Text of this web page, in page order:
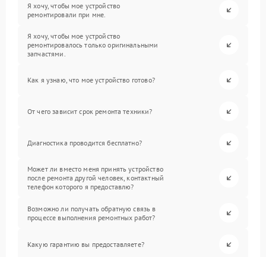
Я хочу, чтобы мое устройство
ремонтировали при мне.
Я хочу, чтобы мое устройство
ремонтировалось только оригинальными
запчастями.
Как я узнаю, что мое устройство готово?
От чего зависит срок ремонта техники?
Диагностика проводится бесплатно?
Может ли вместо меня принять устройство
после ремонта другой человек, контактный
телефон которого я предоставлю?
Возможно ли получать обратную связь в
процессе выполнения ремонтных работ?
Какую гарантию вы предоставляете?